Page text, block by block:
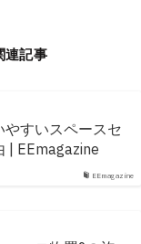
連記事
EEmagazine
やすいスペースセ
| EEmagazine